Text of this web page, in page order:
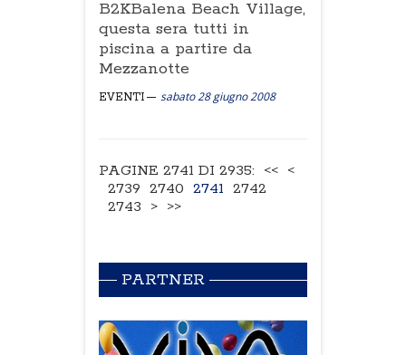
B2KBalena Beach Village,
questa sera tutti in
piscina a partire da
Mezzanotte
EVENTI sabato 28 giugno 2008
PAGINE 2741 DI 2935: << <
2739 2740 2741 2742
2743 > >>
PARTNER